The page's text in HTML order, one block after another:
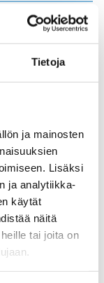
Tietoja
ja mainosten
Lisäksi
ja analytiikka-
käytät
näitä
tai joita on
mukaan.
ILME S.p.A
size "57.27"
'-40 °C...+125 °C
enclosure,
with enclosure